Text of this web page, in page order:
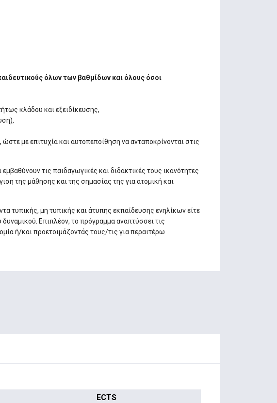
όλων των βαθμίδων και όλους όσοι
κλάδου και εξειδίκευσης,
με επιτυχία και αυτοπεποίθηση να ανταποκρίνονται στις
τις παιδαγωγικές και διδακτικές τους ικανότητες
της μάθησης και της σημασίας της για ατομική και
τυπικής, μη τυπικής και άτυπης εκπαίδευσης ενηλίκων είτε
Επιπλέον, το πρόγραμμα αναπτύσσει τις
ή/και προετοιμάζοντάς τους/τις για περαιτέρω
ECTS